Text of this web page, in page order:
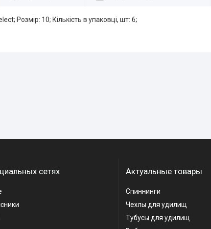
Розмір: 10; Кількість в упаковці, шт: 6;
сетях Актуальные товары
Спиннинги
Чехлы для удилищ
Тубусы для удилищ